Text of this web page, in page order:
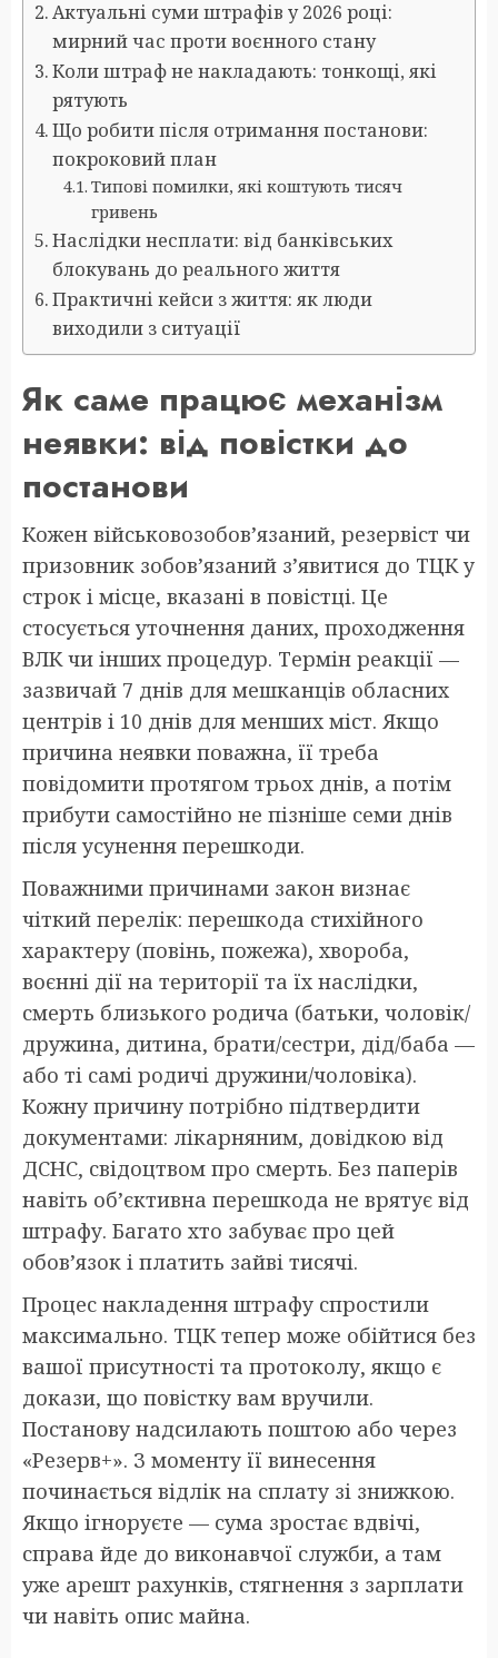
Актуальні суми штрафів у 2026 році:
мирний час проти воєнного стану
Коли штраф не накладають: тонкощі, які
рятують
Що робити після отримання постанови:
покроковий план
Типові помилки, які коштують тисяч
гривень
Наслідки несплати: від банківських
блокувань до реального життя
Практичні кейси з життя: як люди
виходили з ситуації
Як саме працює механізм
неявки: від повістки до
постанови
Кожен військовозобов’язаний, резервіст чи
призовник зобов’язаний з’явитися до ТЦК у
строк і місце, вказані в повістці. Це
стосується уточнення даних, проходження
ВЛК чи інших процедур. Термін реакції —
зазвичай 7 днів для мешканців обласних
центрів і 10 днів для менших міст. Якщо
причина неявки поважна, її треба
повідомити протягом трьох днів, а потім
прибути самостійно не пізніше семи днів
після усунення перешкоди.
Поважними причинами закон визнає
чіткий перелік: перешкода стихійного
характеру (повінь, пожежа), хвороба,
воєнні дії на території та їх наслідки,
смерть близького родича (батьки, чоловік/
дружина, дитина, брати/сестри, дід/баба —
або ті самі родичі дружини/чоловіка).
Кожну причину потрібно підтвердити
документами: лікарняним, довідкою від
ДСНС, свідоцтвом про смерть. Без паперів
навіть об’єктивна перешкода не врятує від
штрафу. Багато хто забуває про цей
обов’язок і платить зайві тисячі.
Процес накладення штрафу спростили
максимально. ТЦК тепер може обійтися без
вашої присутності та протоколу, якщо є
докази, що повістку вам вручили.
Постанову надсилають поштою або через
«Резерв+». З моменту її винесення
починається відлік на сплату зі знижкою.
Якщо ігноруєте — сума зростає вдвічі,
справа йде до виконавчої служби, а там
уже арешт рахунків, стягнення з зарплати
чи навіть опис майна.